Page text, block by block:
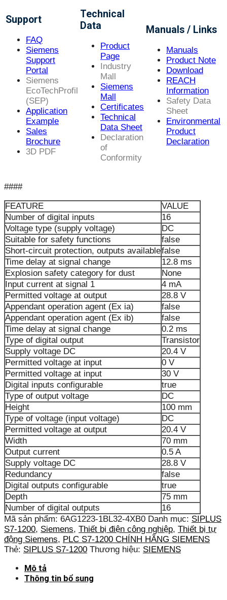
Support
FAQ
Siemens
Support
Portal
Siemens
EcoTechProfil
(SEP)
Application
Example
Sales
Brochure
3D PDF
Technical
Data
Product
Page
Industry
Mall
Siemens
Mall
Certificates
Technical
Data Sheet
Declaration
of
Conformity
Manuals / Links
Manuals
Product Note
Download
REACH
Information
Safety Data
Sheet
Environmental
Product
Declaration
####
FEATURE
VALUE
Number of digital inputs
16
Voltage type (supply voltage)
DC
Suitable for safety functions
false
Short-circuit protection, outputs availablefalse
Time delay at signal change
12.8 ms
Explosion safety category for dust
None
Input current at signal 1
4 mA
Permitted voltage at output
28.8 V
Appendant operation agent (Ex ia)
false
Appendant operation agent (Ex ib)
false
Time delay at signal change
0.2 ms
Type of digital output
Transistor
Supply voltage DC
20.4 V
Permitted voltage at input
0 V
Permitted voltage at input
30 V
Digital inputs configurable
true
Type of output voltage
DC
Height
100 mm
Type of voltage (input voltage)
DC
Permitted voltage at output
20.4 V
Width
70 mm
Output current
0.5 A
Supply voltage DC
28.8 V
Redundancy
false
Digital outputs configurable
true
Depth
75 mm
Number of digital outputs
16
Mã sản phẩm: 6AG1223-1BL32-4XB0 Danh mục: SIPLUS
S7-1200, Siemens, Thiết bị điện công nghiệp, Thiết bị tự
động Siemens, PLC S7-1200 CHÍNH HÃNG SIEMENS
Thẻ: SIPLUS S7-1200 Thương hiệu: SIEMENS
Mô tả
Thông tin bổ sung